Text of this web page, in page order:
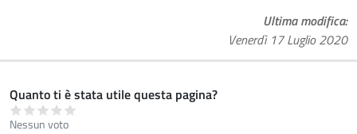
Ultima modifica
Venerdì 17 Luglio 2020
Quanto ti è stata utile questa pagina?
Nessun voto